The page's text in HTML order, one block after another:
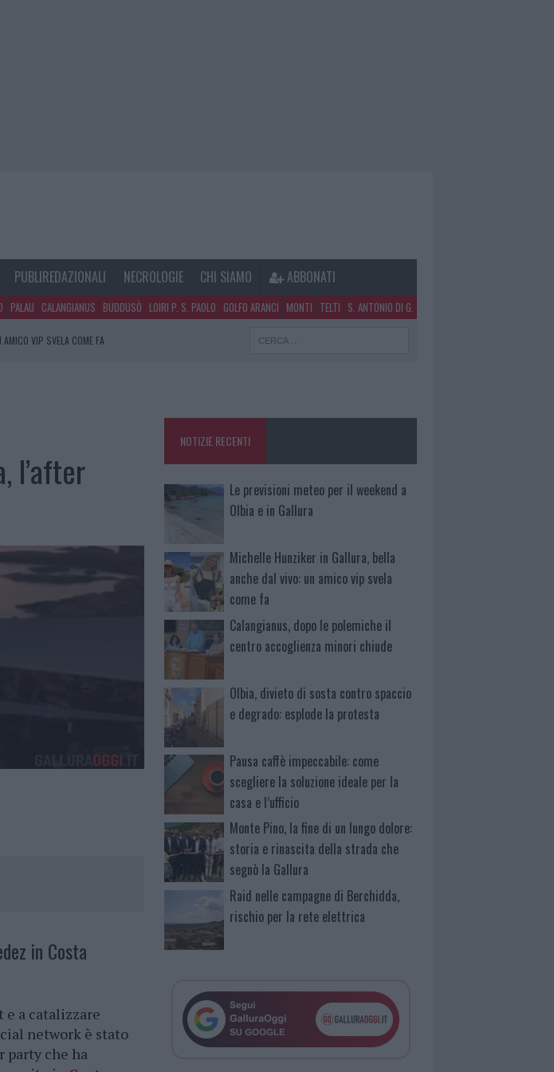
PUBLIREDAZIONALI NECROLOGIE CHI SIAMO ABBONATI
PALAU CALANGIANUS BUDDUSÒ LOIRI P. S. PAOLO GOLFO ARANCI MONTI TELTI S. ANTONIO DI G.
VIP SVELA COME FA
E L’UFFICIO
l’after
in Costa
a catalizzare
network è stato
party che ha
NOTIZIE RECENTI
Le previsioni meteo per il weekend a
Olbia e in Gallura
Michelle Hunziker in Gallura, bella
anche dal vivo: un amico vip svela
come fa
Calangianus, dopo le polemiche il
centro accoglienza minori chiude
Olbia, divieto di sosta contro spaccio
e degrado: esplode la protesta
Pausa caffè impeccabile: come
scegliere la soluzione ideale per la
casa e l’ufficio
Monte Pino, la fine di un lungo dolore:
storia e rinascita della strada che
segnò la Gallura
Raid nelle campagne di Berchidda,
rischio per la rete elettrica